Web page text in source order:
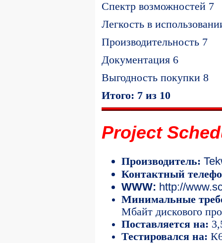
Спектр возможностей 7
Легкость в
Производительность 7
Документация 6
Выгодность покупки 8
Итого: 7 из 10
Project
Производитель:
Контактный
WWW: http://
Минимальные
Мбайт дискового
Поставляется на:
Тестировался на: